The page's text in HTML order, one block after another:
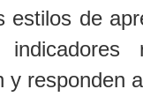
estilos de
y responden